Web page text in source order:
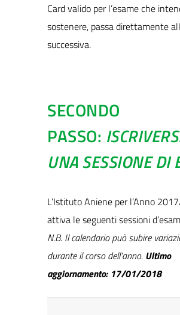
Card valido per l’esame che
sostenere, passa direttamente
successiva.
SECONDO
PASSO:
UNA SESSIONE DI
L’Istituto Aniene per l’Anno
attiva le seguenti sessioni
N.B. Il calendario può subire
durante il corso dell’anno. Ultimo
aggiornamento: 17/01/2018